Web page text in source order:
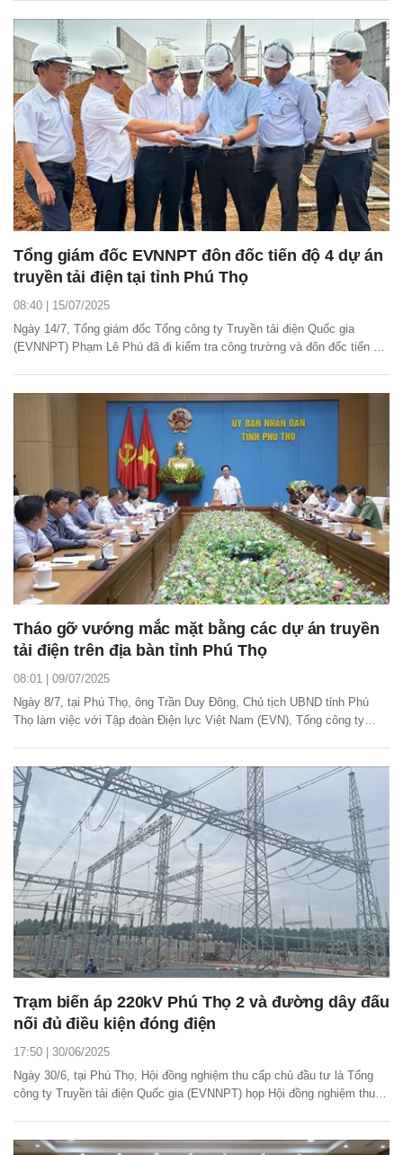
kiện đóng điện giai đoạn 1 của dự...
Tổng giám đốc EVNNPT đôn đốc tiến độ 4 dự án
truyền tải điện tại tỉnh Phú Thọ
08:40 | 15/07/2025
Ngày 14/7, Tổng giám đốc Tổng công ty Truyền tải điện Quốc gia
(EVNNPT) Phạm Lê Phú đã đi kiểm tra công trường và đôn đốc tiến độ
Tháo gỡ vướng mắc mặt bằng các dự án truyền
tải điện trên địa bàn tỉnh Phú Thọ
08:01 | 09/07/2025
Ngày 8/7, tại Phú Thọ, ông Trần Duy Đông, Chủ tịch UBND tỉnh Phú
Thọ làm việc với Tập đoàn Điện lực Việt Nam (EVN), Tổng công ty
Trạm biến áp 220kV Phú Thọ 2 và đường dây đấu
nối đủ điều kiện đóng điện
17:50 | 30/06/2025
Ngày 30/6, tại Phú Thọ, Hội đồng nghiệm thu cấp chủ đầu tư là Tổng
công ty Truyền tải điện Quốc gia (EVNNPT) họp Hội đồng nghiệm thu